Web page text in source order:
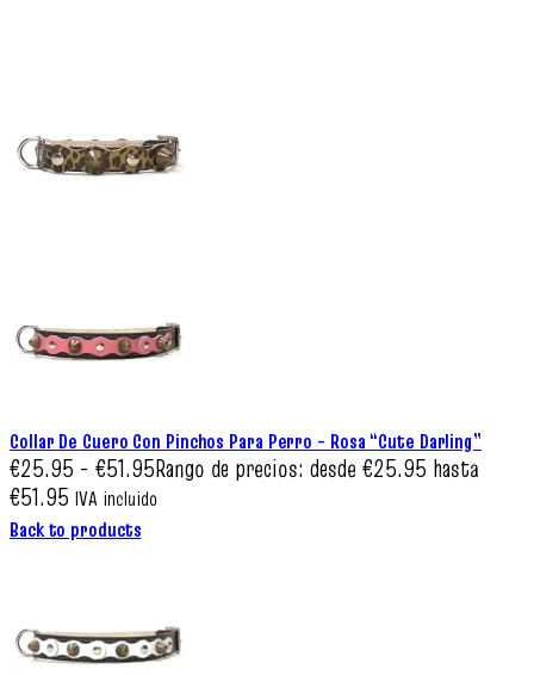
Collar De Cuero Con Pinchos Para Perro – Rosa “Cute Darling”
€25.95 - €51.95Rango de precios: desde €25.95 hasta
€51.95 IVA incluido
Back to products